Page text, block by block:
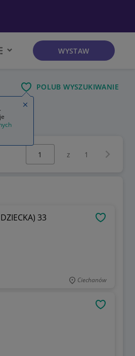
WYSTAW
POLUB WYSZUKIWANIE
Wybierz stronę:
z 1
33
Ciechanów
Zamknij wskazówkę